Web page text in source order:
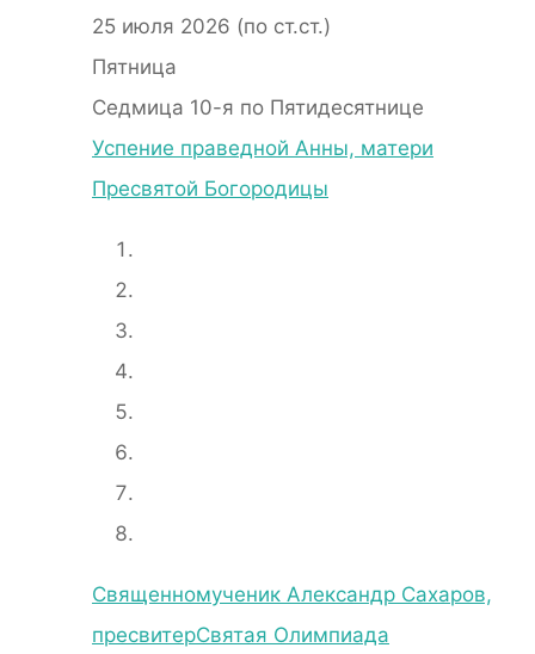
25 июля 2026 (по ст.ст.)
Пятница
Седмица 10-я по Пятидесятнице
Успение праведной Анны, матери
Пресвятой Богородицы
Священномученик Александр Сахаров,
пресвитерСвятая Олимпиада